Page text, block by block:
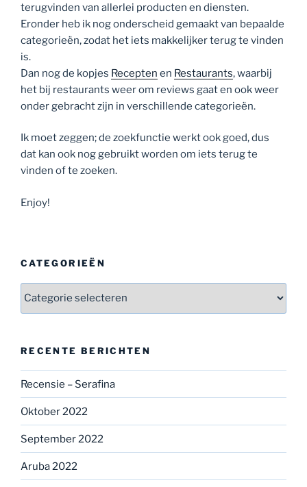
terugvinden van allerlei producten en diensten.
Eronder heb ik nog onderscheid gemaakt van bepaalde
categorieën, zodat het iets makkelijker terug te vinden
is.
Dan nog de kopjes Recepten en Restaurants, waarbij
het bij restaurants weer om reviews gaat en ook weer
onder gebracht zijn in verschillende categorieën.
Ik moet zeggen; de zoekfunctie werkt ook goed, dus
dat kan ook nog gebruikt worden om iets terug te
vinden of te zoeken.
Enjoy!
CATEGORIEËN
RECENTE BERICHTEN
Recensie – Serafina
Oktober 2022
September 2022
Aruba 2022